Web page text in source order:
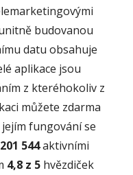
budovanou
datu obsahuje
aplikace jsou
z kteréhokoliv z
můžete zdarma
jejím fungování se
201 544aktivními
4,8 z 5 hvězdiček